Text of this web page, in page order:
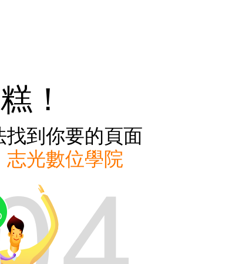
！
找到你要的頁面
志光數位學院